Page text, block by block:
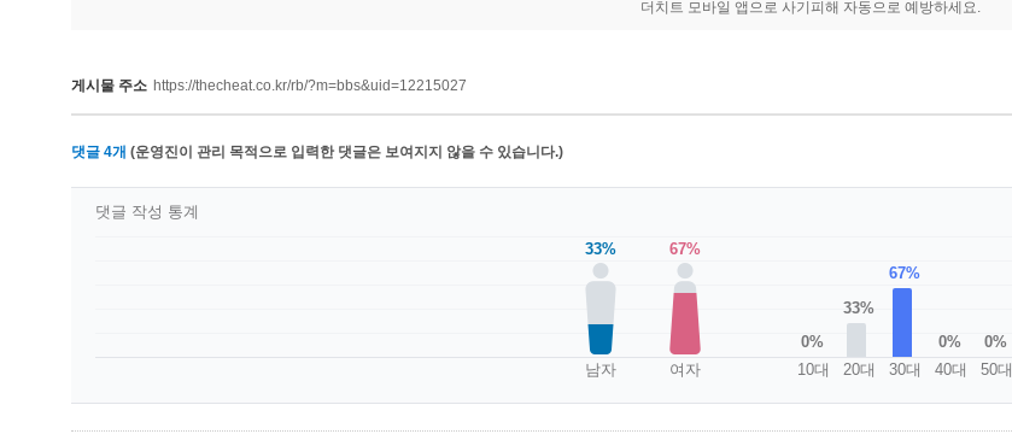
더치트 모바일 앱으로 사기피해 자동으로 예방하세요.
게시물 주소 https://thecheat.co.kr/rb/?m=bbs&uid=12215027
댓글 4개 (운영진이 관리 목적으로 입력한 댓글은 보여지지 않을 수 있습니다.)
33%
남자
67%
여자
0%
10대
33%
20대
67%
30대
0%
40대
0%
50대
댓글 작성 통계